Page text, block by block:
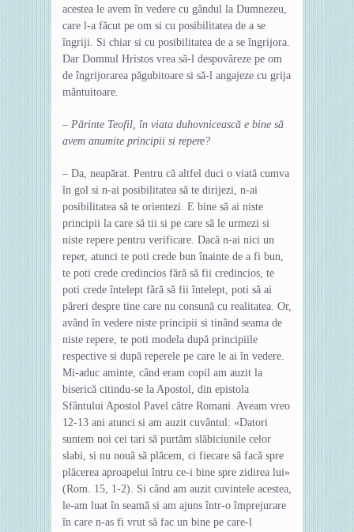
acestea le avem în vedere cu gândul la Dumnezeu,
care l-a făcut pe om si cu posibilitatea de a se
îngriji. Si chiar si cu posibilitatea de a se îngrijora.
Dar Domnul Hristos vrea să-l despovăreze pe om
de îngrijorarea păgubitoare si să-l angajeze cu grija
mântuitoare.
– Părinte Teofil, în viata duhovnicească e bine să
avem anumite principii si repere?
– Da, neapărat. Pentru că altfel duci o viată cumva
în gol si n-ai posibilitatea să te dirijezi, n-ai
posibilitatea să te orientezi. E bine să ai niste
principii la care să tii si pe care să le urmezi si
niste repere pentru verificare. Dacă n-ai nici un
reper, atunci te poti crede bun înainte de a fi bun,
te poti crede credincios fără să fii credincios, te
poti crede întelept fără să fii întelept, poti să ai
păreri despre tine care nu consună cu realitatea. Or,
având în vedere niste principii si tinând seama de
niste repere, te poti modela după principiile
respective si după reperele pe care le ai în vedere.
Mi-aduc aminte, când eram copil am auzit la
biserică citindu-se la Apostol, din epistola
Sfântului Apostol Pavel către Romani. Aveam vreo
12-13 ani atunci si am auzit cuvântul: «Datori
suntem noi cei tari să purtăm slăbiciunile celor
slabi, si nu nouă să plăcem, ci fiecare să facă spre
plăcerea aproapelui întru ce-i bine spre zidirea lui»
(Rom. 15, 1-2). Si când am auzit cuvintele acestea,
le-am luat în seamă si am ajuns într-o împrejurare
în care n-as fi vrut să fac un bine pe care-l